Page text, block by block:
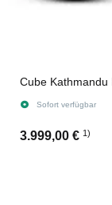
Cube Kathmandu
Sofort verfügbar
3.999,00 € 1)